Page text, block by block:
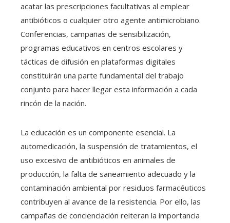
acatar las prescripciones facultativas al emplear
antibióticos o cualquier otro agente antimicrobiano.
Conferencias, campañas de sensibilización,
programas educativos en centros escolares y
tácticas de difusión en plataformas digitales
constituirán una parte fundamental del trabajo
conjunto para hacer llegar esta información a cada
rincón de la nación.
La educación es un componente esencial. La
automedicación, la suspensión de tratamientos, el
uso excesivo de antibióticos en animales de
producción, la falta de saneamiento adecuado y la
contaminación ambiental por residuos farmacéuticos
contribuyen al avance de la resistencia. Por ello, las
campañas de concienciación reiteran la importancia